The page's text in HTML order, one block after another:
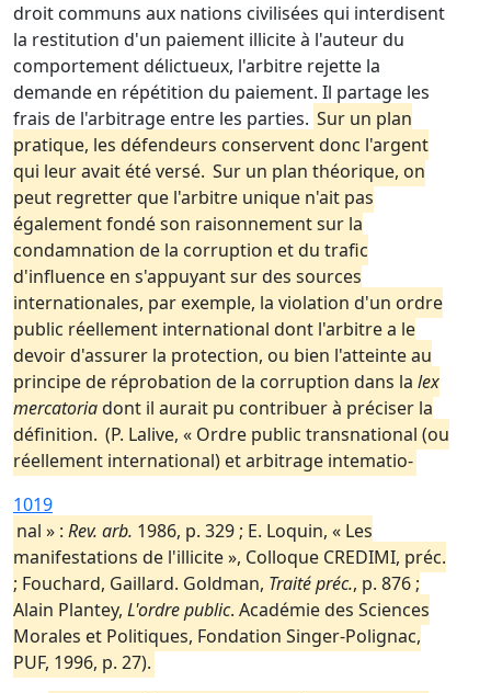
droit communs aux nations civilisées qui interdisent
la restitution d'un paiement illicite à l'auteur du
comportement délictueux, l'arbitre rejette la
demande en répétition du paiement. Il partage les
frais de l'arbitrage entre les parties. Sur un plan
pratique, les défendeurs conservent donc l'argent
qui leur avait été versé. Sur un plan théorique, on
peut regretter que l'arbitre unique n'ait pas
également fondé son raisonnement sur la
condamnation de la corruption et du trafic
d'influence en s'appuyant sur des sources
internationales, par exemple, la violation d'un ordre
public réellement international dont l'arbitre a le
devoir d'assurer la protection, ou bien l'atteinte au
principe de réprobation de la corruption dans la lex
mercatoriadont il aurait pu contribuer à préciser la
définition. (P. Lalive, « Ordre public transnational (ou
réellement international) et arbitrage intematio-
1019
nal » : Rev. arb. 1986, p. 329 ; E. Loquin, « Les
manifestations de l'illicite », Colloque CREDIMI, préc.
; Fouchard, Gaillard. Goldman, Traité préc., p. 876 ;
Alain Plantey, L'ordre public. Académie des Sciences
Morales et Politiques, Fondation Singer-Polignac,
PUF, 1996, p. 27).